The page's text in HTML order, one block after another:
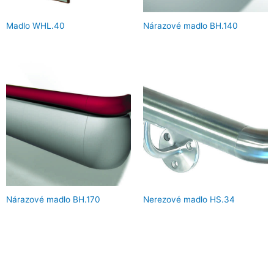
Madlo WHL.40 Nárazové madlo BH.140
Nárazové madlo BH.170 Nerezové madlo HS.34